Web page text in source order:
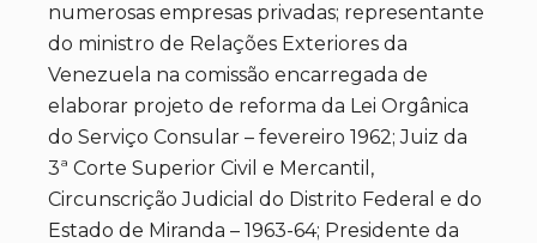
numerosas empresas privadas; representante
do ministro de Relações Exteriores da
Venezuela na comissão encarregada de
elaborar projeto de reforma da Lei Orgânica
do Serviço Consular – fevereiro 1962; Juiz da
3ª Corte Superior Civil e Mercantil,
Circunscrição Judicial do Distrito Federal e do
Estado de Miranda – 1963-64; Presidente da